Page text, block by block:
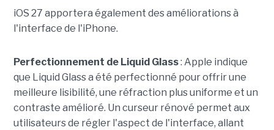
iOS 27 apportera également des améliorations à
l'interface de l'iPhone.
Perfectionnement de Liquid Glass: Apple indique
que Liquid Glass a été perfectionné pour offrir une
meilleure lisibilité, une réfraction plus uniforme et un
contraste amélioré. Un curseur rénové permet aux
utilisateurs de régler l'aspect de l'interface, allant